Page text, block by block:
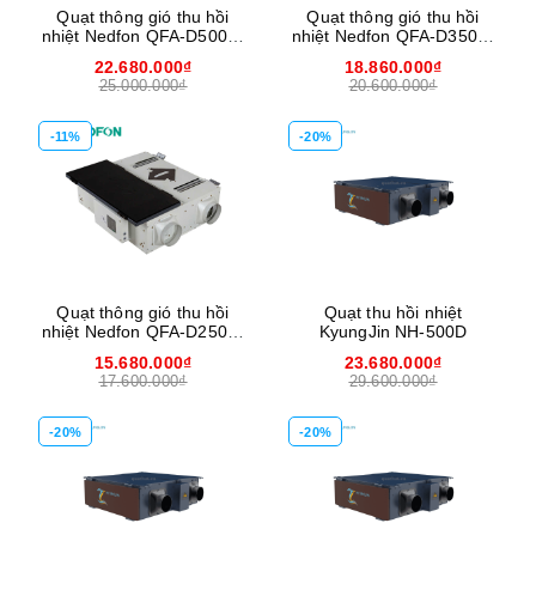
Quạt thông gió thu hồi
nhiệt Nedfon QFA-D500P-
22.680.000₫
25.000.000₫
Quạt thông gió thu hồi
nhiệt Nedfon QFA-D350P-
18.860.000₫
20.600.000₫
-11%
Quạt thông gió thu hồi
nhiệt Nedfon QFA-D250P-
15.680.000₫
17.600.000₫
-20%
Quạt thu hồi nhiệt
KyungJin NH-500D
23.680.000₫
29.600.000₫
-20% -20%